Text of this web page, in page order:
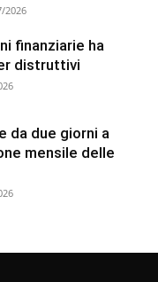
2026
finanziarie ha
distruttivi
da due giorni a
mensile delle